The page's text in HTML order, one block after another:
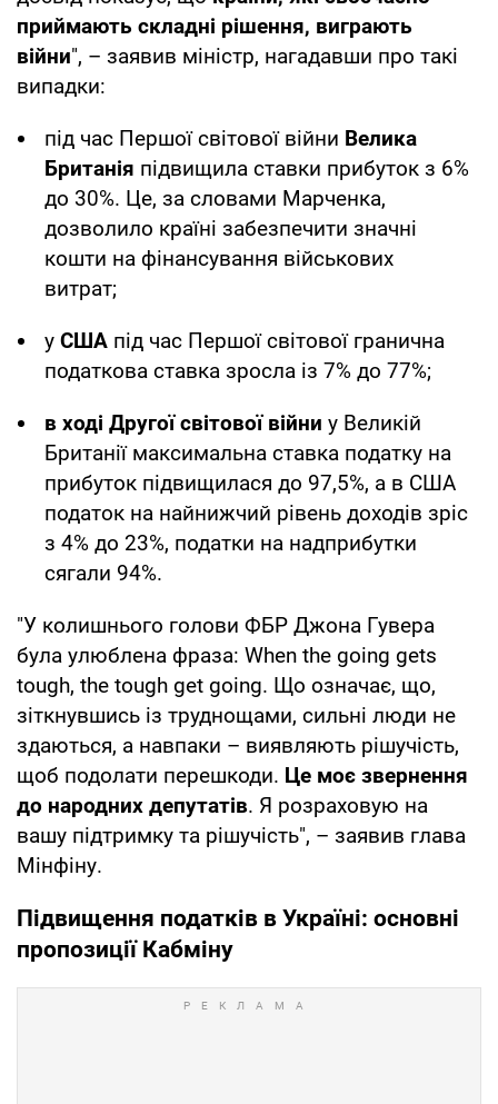
приймають складні рішення, виграють
війни", – заявив міністр, нагадавши про такі
випадки:
під час Першої світової війни Велика
Британія підвищила ставки прибуток з 6%
до 30%. Це, за словами Марченка,
дозволило країні забезпечити значні
кошти на фінансування військових
витрат;
у США під час Першої світової гранична
податкова ставка зросла із 7% до 77%;
в ході Другої світової війни у Великій
Британії максимальна ставка податку на
прибуток підвищилася до 97,5%, а в США
податок на найнижчий рівень доходів зріс
з 4% до 23%, податки на надприбутки
сягали 94%.
"У колишнього голови ФБР Джона Гувера
була улюблена фраза: When the going gets
tough, the tough get going. Що означає, що,
зіткнувшись із труднощами, сильні люди не
здаються, а навпаки – виявляють рішучість,
щоб подолати перешкоди. Це моє звернення
до народних депутатів. Я розраховую на
вашу підтримку та рішучість", – заявив глава
Мінфіну.
Підвищення податків в Україні: основні
пропозиції Кабміну